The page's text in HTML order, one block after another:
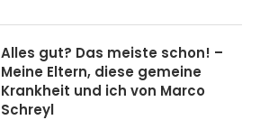
Alles gut? Das meiste schon! –
Meine Eltern, diese gemeine
Krankheit und ich von Marco
Schreyl